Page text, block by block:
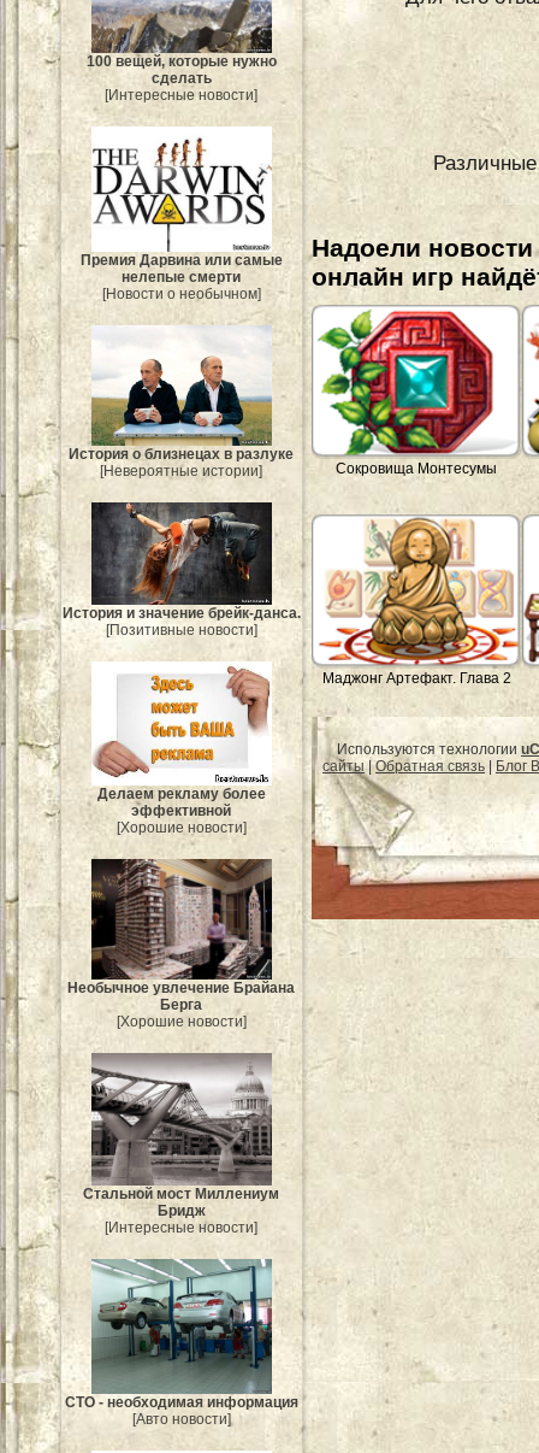
100 вещей, которые нужно
сделать
[Интересные новости]
Премия Дарвина или самые
нелепые смерти
[Новости о необычном]
История о близнецах в разлуке
[Невероятные истории]
История и значение брейк-данса.
[Позитивные новости]
Делаем рекламу более
эффективной
[Хорошие новости]
Необычное увлечение Брайана
Берга
[Хорошие новости]
Стальной мост Миллениум
Бридж
[Интересные новости]
СТО - необходимая информация
[Авто новости]
Надоели
онлайн игр
Сокровища Монтесумы
Маджонг Артефакт. Глава 2
Используются технологии
сайты|Обратная связь Блог